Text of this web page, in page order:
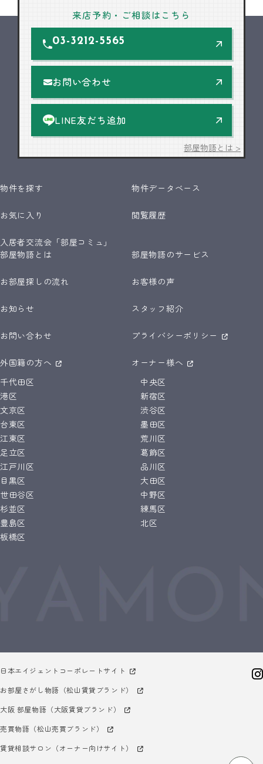
来店予約・ご相談はこちら
03-3212-5565
お問い合わせ
LINE友だち追加
部屋物語とは >
物件を探す 物件データベース
お気に入り 閲覧履歴
入居者交流会「部屋コミュ」
部屋物語とは
部屋物語のサービス
お部屋探しの流れ お客様の声
お知らせ スタッフ紹介
お問い合わせ プライバシーポリシー
外国籍の方へ
オーナー様へ
千代田区
中央区
港区
新宿区
文京区
渋谷区
台東区
墨田区
江東区
荒川区
足立区
葛飾区
江戸川区
品川区
目黒区
大田区
世田谷区
中野区
杉並区
練馬区
豊島区
北区
板橋区
日本エイジェントコーポレートサイト
お部屋さがし物語（松山賃貸ブランド）
大阪 部屋物語（大阪賃貸ブランド）
売買物語（松山売買ブランド）
賃貸相談サロン（オーナー向けサイト）